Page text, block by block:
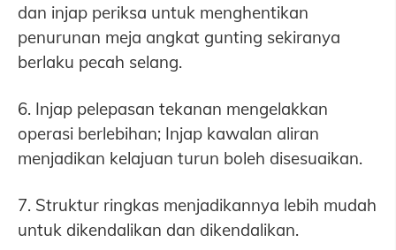
dan injap periksa untuk menghentikan
penurunan meja angkat gunting sekiranya
berlaku pecah selang.
6. Injap pelepasan tekanan mengelakkan
operasi berlebihan; Injap kawalan aliran
menjadikan kelajuan turun boleh disesuaikan.
7. Struktur ringkas menjadikannya lebih mudah
untuk dikendalikan dan dikendalikan.